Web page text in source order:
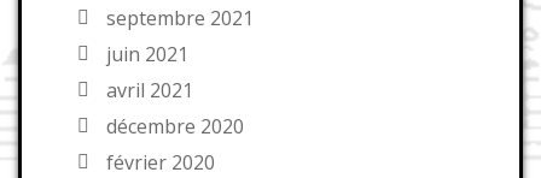
septembre 2021
juin 2021
avril 2021
décembre 2020
février 2020